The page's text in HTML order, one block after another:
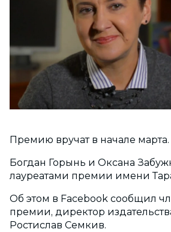
Премию вручат в начале марта.
Богдан Горынь и Оксана
лауреатами премии имени
Об этом в Facebook сообщил
премии, директор
Ростислав Семкив.